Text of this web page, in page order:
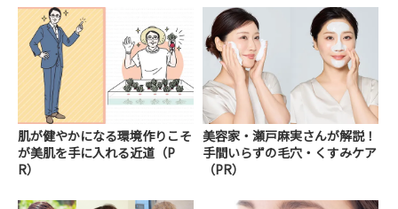
肌が健やかになる環境作りこそ
が美肌を手に入れる近道（P
R）
美容家・瀬戸麻実さんが解説！
手間いらずの毛穴・くすみケア
（PR）